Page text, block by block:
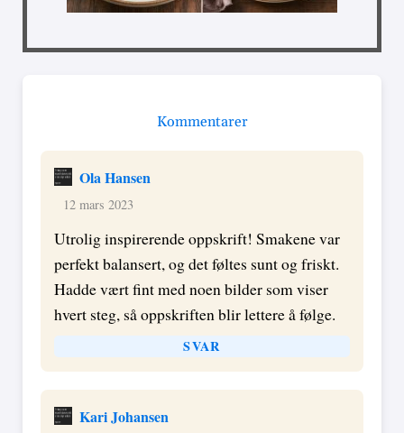
Kommentarer
Ola Hansen
12 mars 2023
Utrolig inspirerende oppskrift! Smakene var
perfekt balansert, og det føltes sunt og friskt.
Hadde vært fint med noen bilder som viser
hvert steg, så oppskriften blir lettere å følge.
SVAR
Kari Johansen